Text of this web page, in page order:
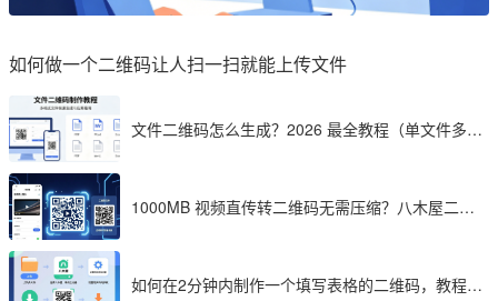
如何做一个二维码让人扫一扫就能上传文件
文件二维码怎么生成？2026 最全教程（单文件多文
1000MB 视频直传转二维码无需压缩？八木屋二维
如何在2分钟内制作一个填写表格的二维码，教程分